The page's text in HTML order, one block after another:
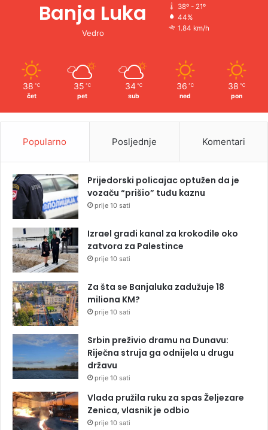
Banja Luka
Vedro
38º - 21º
44%
1.84 km/h
38 ℃
čet
35 ℃
pet
34 ℃
sub
36 ℃
ned
38 ℃
pon
Popularno Posljednje Komentari
Prijedorski policajac optužen da je
vozaču “prišio” tuđu kaznu
prije 10 sati
Izrael gradi kanal za krokodile oko
zatvora za Palestince
prije 10 sati
Za šta se Banjaluka zadužuje 18
miliona KM?
prije 10 sati
Srbin preživio dramu na Dunavu:
Riječna struja ga odnijela u drugu
državu
prije 10 sati
Vlada pružila ruku za spas Željezare
Zenica, vlasnik je odbio
prije 10 sati